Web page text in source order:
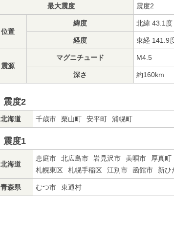
最大震度 震度2
位置
緯度 北緯 43.1度
経度 東経 141.9
震源
マグニチュード M4.5
深さ 約160km
震度2
北海道 千歳市 栗山町 安平町 浦幌町
震度1
北海道
恵庭市 北広島市 岩見沢市 美唄市 厚真町
札幌東区
札幌手稲区 江別市 函館市 新ひ
青森県 むつ市 東通村